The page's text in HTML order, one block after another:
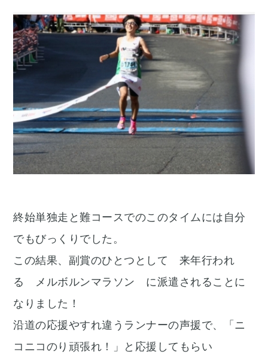
終始単独走と難コースでのこのタイムには自分
でもびっくりでした。
この結果、副賞のひとつとして 来年行われ
る メルボルンマラソン に派遣されることに
なりました！
沿道の応援やすれ違うランナーの声援で、「ニ
コニコのり頑張れ！」と応援してもらい